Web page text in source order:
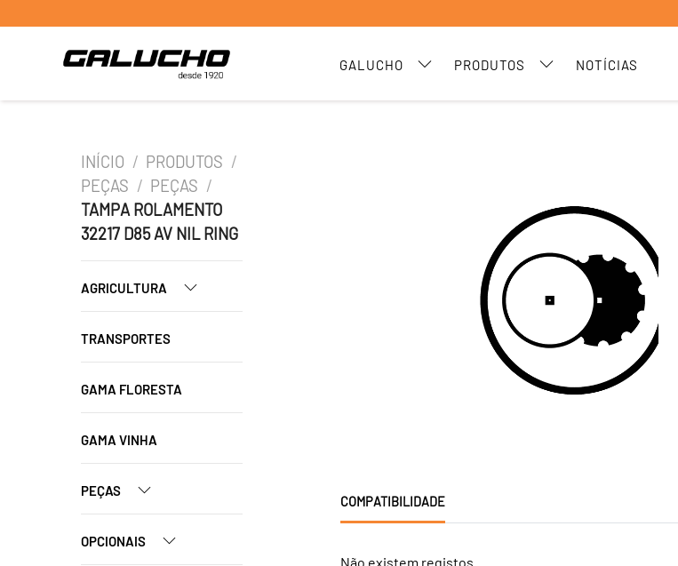
GALUCHO PRODUTOS NOTÍCIAS
INÍCIO / PRODUTOS /
PEÇAS / PEÇAS /
TAMPA ROLAMENTO
32217 D85 AV NIL RING
AGRICULTURA
TRANSPORTES
GAMA FLORESTA
GAMA VINHA
PEÇAS
OPCIONAIS
COMPATIBILIDADE
Não existem registos.